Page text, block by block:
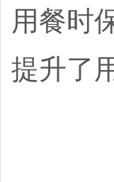
用餐时
提升了